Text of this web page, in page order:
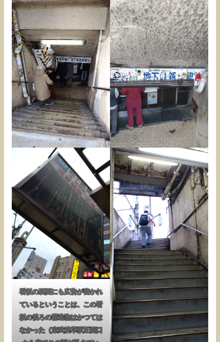
看板の裏面にも広告が書かれ
ているということは、この看
板の後ろの構造物はかつては
なかった（東武浅草駅正面口